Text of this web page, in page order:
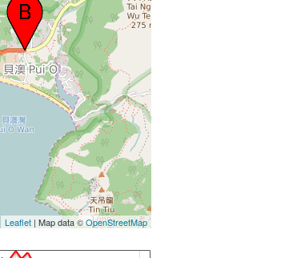
Leaflet | Map data ©OpenStreetMap